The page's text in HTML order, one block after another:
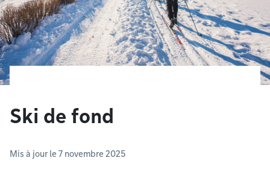
Ski de fond
Mis à jour le 7 novembre 2025